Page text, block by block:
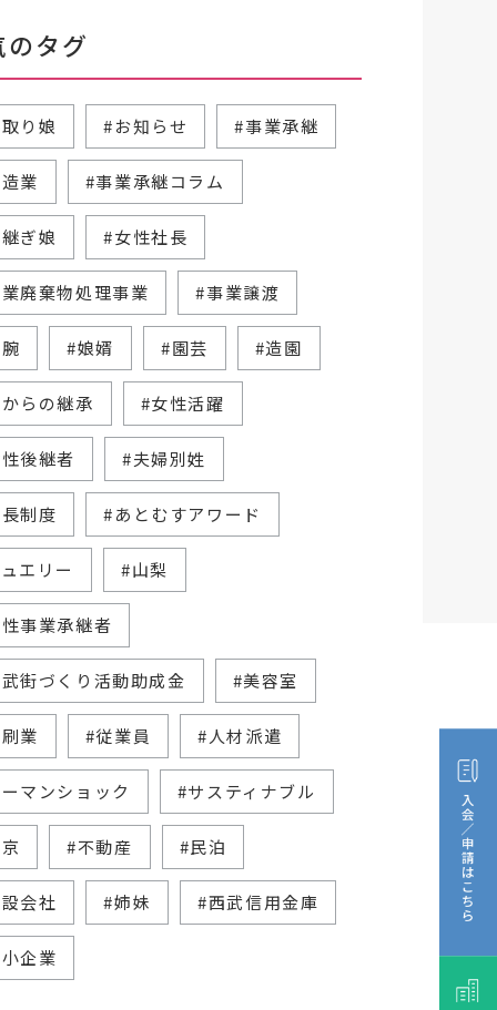
のタグ
り娘 #お知らせ #事業承継
業 #事業承継コラム
ぎ娘 #女性社長
廃棄物処理事業 #事業譲渡
#娘婿 #園芸 #造園
らの継承 #女性活躍
後継者 #夫婦別姓
制度 #あとむすアワード
エリー #山梨
事業承継者
街づくり活動助成金 #美容室
業 #従業員 #人材派遣
マンショック #サスティナブル
#不動産 #民泊
会社 #姉妹 #西武信用金庫
企業